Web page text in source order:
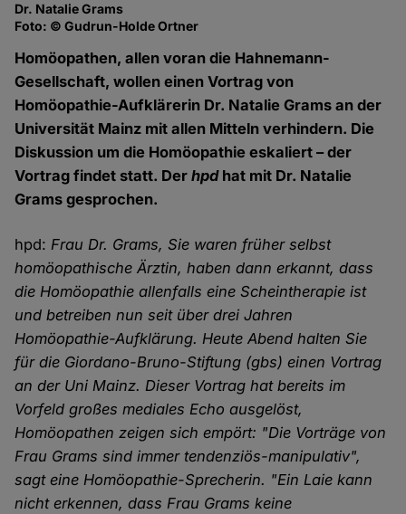
Dr. Natalie Grams
Foto: © Gudrun-Holde Ortner
Homöopathen, allen voran die Hahnemann-
Gesellschaft, wollen einen Vortrag von
Homöopathie-Aufklärerin Dr. Natalie Grams an der
Universität Mainz mit allen Mitteln verhindern. Die
Diskussion um die Homöopathie eskaliert – der
Vortrag findet statt. Derhpdhat mit Dr. Natalie
Grams gesprochen.
hpd:Frau Dr. Grams, Sie waren früher selbst
homöopathische Ärztin, haben dann erkannt, dass
die Homöopathie allenfalls eine Scheintherapie ist
und betreiben nun seit über drei Jahren
Homöopathie-Aufklärung. Heute Abend halten Sie
für die Giordano-Bruno-Stiftung (gbs) einen Vortrag
an der Uni Mainz. Dieser Vortrag hat bereits im
Vorfeld großes mediales Echo ausgelöst,
Homöopathen zeigen sich empört: "Die Vorträge von
Frau Grams sind immer tendenziös-manipulativ",
sagt eine Homöopathie-Sprecherin. "Ein Laie kann
nicht erkennen, dass Frau Grams keine